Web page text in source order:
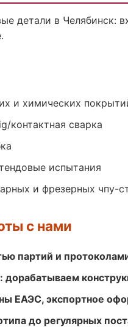
детали в
и химических
контактная сварка
испытания
и фрезерных чпу-
с нами
партий и
ЕАЭС, экспортное
до регулярных